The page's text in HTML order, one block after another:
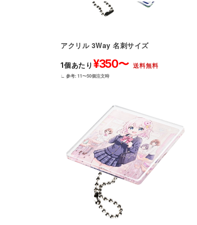
アクリル 3Way 名刺サイズ
1個あたり ¥350〜 送料無料
∟ 参考: 11〜50個注文時